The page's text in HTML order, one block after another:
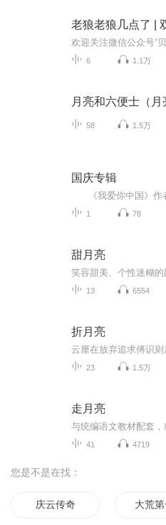
老狼老狼几点了 |
6 1.1万
月亮和六便士（月
58 1.5万
国庆专辑
1 78
甜月亮
13 6554
折月亮
23 1.5万
走月亮
41 4719
您是不是在找：
庆云传奇 大荒第